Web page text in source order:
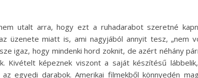
utalt arra, hogy ezt a ruhadarabot szeretné
üzenete miatt is, ami nagyjából annyit tesz, „nem
igaz, hogy mindenki hord zoknit, de azért néhány
Kivételt képeznek viszont a saját készítésű
egyedi darabok. Amerikai filmekből könnyedén